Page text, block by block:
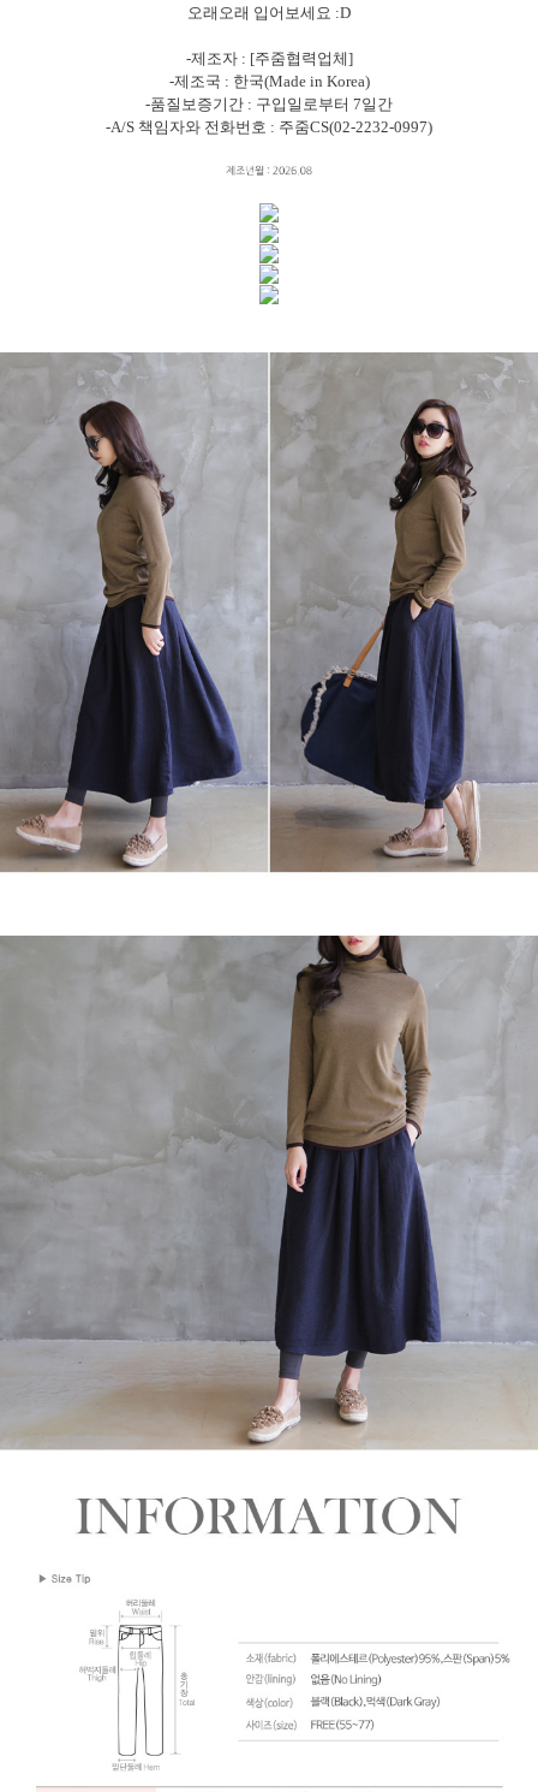
오래오래 입어보세요 :D
-제조자 : [주줌협력업체]
-제조국 : 한국(Made in Korea)
-품질보증기간 : 구입일로부터 7일간
-A/S 책임자와 전화번호 : 주줌CS(02-2232-0997)